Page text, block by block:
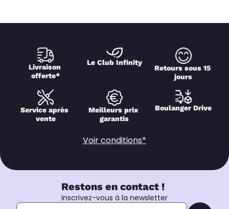
Livraison
offerte*
Le Club Infinity
Retours sous 15
jours
Service après
vente
Meilleurs prix
garantis
Boulanger Drive
Voir conditions*
Restons en contact !
Inscrivez-vous à la newsletter